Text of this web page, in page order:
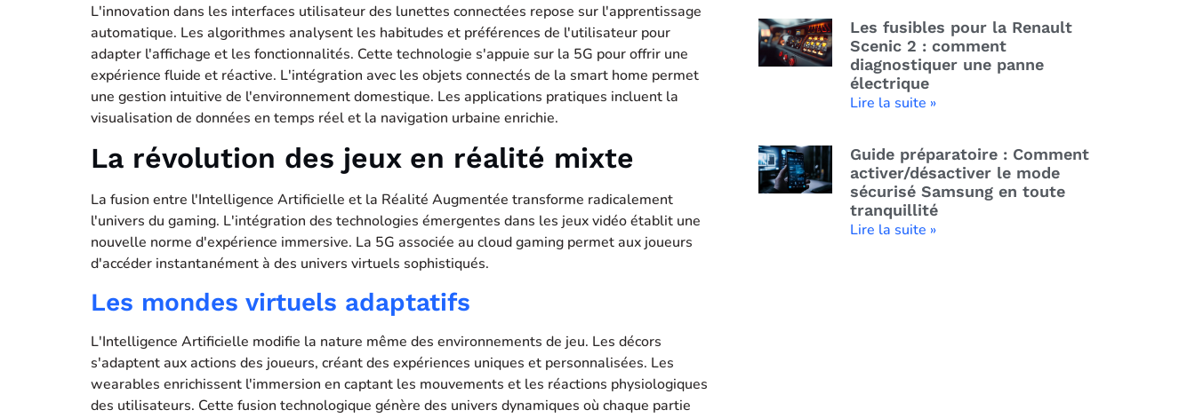
L'innovation dans les interfaces utilisateur des lunettes connectées repose sur l'apprentissage
automatique. Les algorithmes analysent les habitudes et préférences de l'utilisateur pour
adapter l'affichage et les fonctionnalités. Cette technologie s'appuie sur la 5G pour offrir une
expérience fluide et réactive. L'intégration avec les objets connectés de la smart home permet
une gestion intuitive de l'environnement domestique. Les applications pratiques incluent la
visualisation de données en temps réel et la navigation urbaine enrichie.
La révolution des jeux en réalité mixte
La fusion entre l'Intelligence Artificielle et la Réalité Augmentée transforme radicalement
l'univers du gaming. L'intégration des technologies émergentes dans les jeux vidéo établit une
nouvelle norme d'expérience immersive. La 5G associée au cloud gaming permet aux joueurs
d'accéder instantanément à des univers virtuels sophistiqués.
Les mondes virtuels adaptatifs
L'Intelligence Artificielle modifie la nature même des environnements de jeu. Les décors
s'adaptent aux actions des joueurs, créant des expériences uniques et personnalisées. Les
wearables enrichissent l'immersion en captant les mouvements et les réactions physiologiques
des utilisateurs. Cette fusion technologique génère des univers dynamiques où chaque partie
Les fusibles pour la Renault
Scenic 2 : comment
diagnostiquer une panne
électrique
Lire la suite »
Guide préparatoire : Comment
activer/désactiver le mode
sécurisé Samsung en toute
tranquillité
Lire la suite »